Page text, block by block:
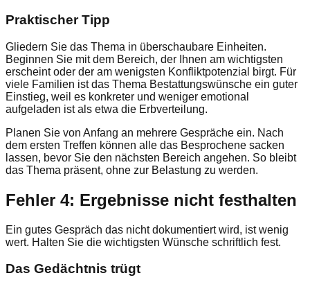
Praktischer Tipp
Gliedern Sie das Thema in überschaubare Einheiten.
Beginnen Sie mit dem Bereich, der Ihnen am wichtigsten
erscheint oder der am wenigsten Konfliktpotenzial birgt. Für
viele Familien ist das Thema Bestattungswünsche ein guter
Einstieg, weil es konkreter und weniger emotional
aufgeladen ist als etwa die Erbverteilung.
Planen Sie von Anfang an mehrere Gespräche ein. Nach
dem ersten Treffen können alle das Besprochene sacken
lassen, bevor Sie den nächsten Bereich angehen. So bleibt
das Thema präsent, ohne zur Belastung zu werden.
Fehler 4: Ergebnisse nicht festhalten
Ein gutes Gespräch das nicht dokumentiert wird, ist wenig
wert. Halten Sie die wichtigsten Wünsche schriftlich fest.
Das Gedächtnis trügt